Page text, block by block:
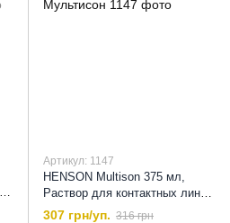
Артикул: 1147
HENSON Multison 375 мл,
Раствор для контактных линз
Мультисон, 375 мл
307 грн/уп. 316 грн